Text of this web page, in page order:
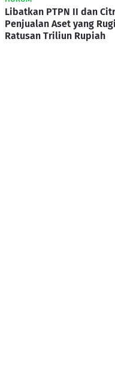
Libatkan PTPN II dan
Penjualan Aset yang
Ratusan Triliun Rupiah